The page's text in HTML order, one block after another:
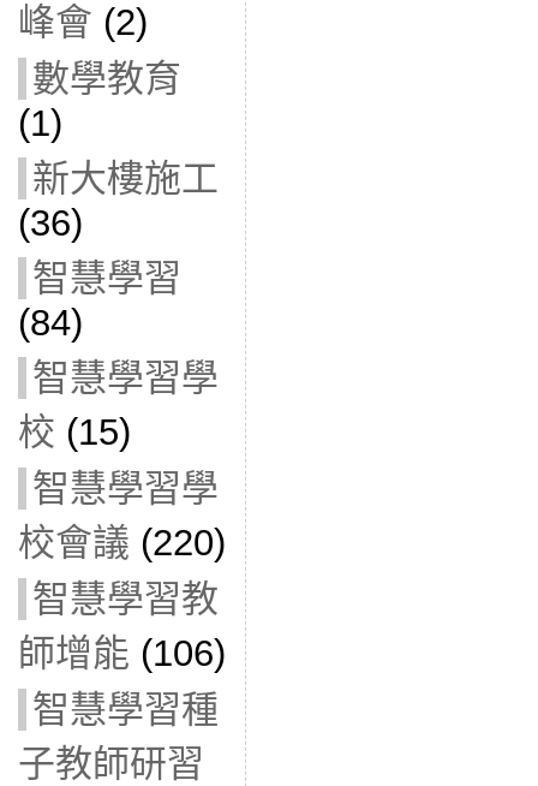
峰會 (2)
數學教育
(1)
新大樓施工
(36)
智慧學習
(84)
智慧學習學
校 (15)
智慧學習學
校會議 (220)
智慧學習教
師增能 (106)
智慧學習種
子教師研習